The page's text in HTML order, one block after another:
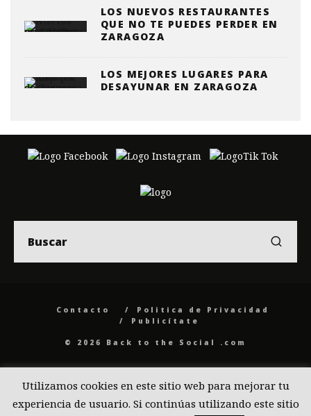
LOS NUEVOS RESTAURANTES
QUE NO TE PUEDES PERDER EN
ZARAGOZA
LOS MEJORES LUGARES PARA
DESAYUNAR EN ZARAGOZA
Contacto
Politica de Privacidad
Publicítate
© 2026 Back to the Social .com
Utilizamos cookies en este sitio web para mejorar tu
experiencia de usuario. Si continúas utilizando este sitio